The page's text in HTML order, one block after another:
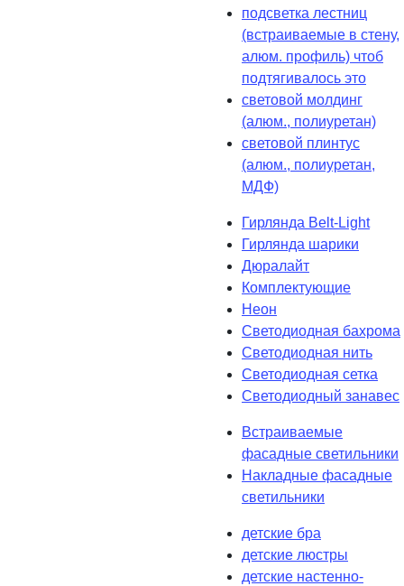
подсветка лестниц
(встраиваемые в стену,
алюм. профиль) чтоб
подтягивалось это
световой молдинг
(алюм., полиуретан)
световой плинтус
(алюм., полиуретан,
МДФ)
Гирлянда Belt-Light
Гирлянда шарики
Дюралайт
Комплектующие
Неон
Светодиодная бахрома
Светодиодная нить
Светодиодная сетка
Светодиодный занавес
Встраиваемые
фасадные светильники
Накладные фасадные
светильники
детские бра
детские люстры
детские настенно-